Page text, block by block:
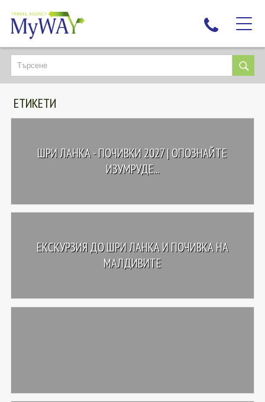
НАЙ-ТЪРСЕНИ
ДЕСТИНАЦИИ
ЕКЗОТИЧНИ ПОЧИВКИ
ЛЮБОПИТНО
КОНТАКТИ
ЕТИКЕТИ
ШРИ ЛАНКА - ПОЧИВКИ 2027 | ОПОЗНАЙТЕ
ИЗУМРУДЕ...
ЕКСКУРЗИЯ ДО ШРИ ЛАНКА И ПОЧИВКА НА
МАЛДИВИТЕ